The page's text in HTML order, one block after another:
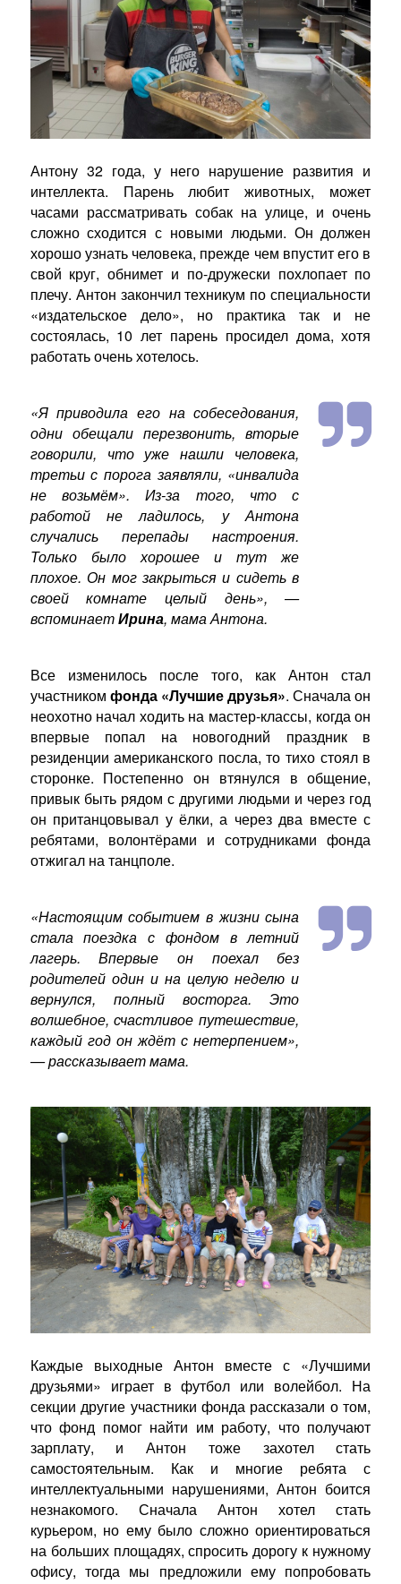
у
б
л
и
ц
и
Антону 32 года, у него нарушение развития и
интеллекта. Парень любит животных, может
часами рассматривать собак на улице, и очень
сложно сходится с новыми людьми. Он должен
хорошо узнать человека, прежде чем впустит его в
свой круг, обнимет и по-дружески похлопает по
плечу. Антон закончил техникум по специальности
«издательское дело», но практика так и не
состоялась, 10 лет парень просидел дома, хотя
работать очень хотелось.
«Я приводила его на собеседования,
одни обещали перезвонить, вторые
говорили, что уже нашли человека,
третьи с порога заявляли, «инвалида
не возьмём». Из-за того, что с
работой не ладилось, у Антона
случались перепады настроения.
Только было хорошее и тут же
плохое. Он мог закрыться и сидеть в
своей комнате целый день»,
—
вспоминаетИрина, мама Антона.
Все изменилось после того, как Антон стал
участником фонда «Лучшие друзья». Сначала он
неохотно начал ходить на мастер-классы, когда он
впервые попал на новогодний праздник в
резиденции американского посла, то тихо стоял в
сторонке. Постепенно он втянулся в общение,
привык быть рядом с другими людьми и через год
он пританцовывал у ёлки, а через два вместе с
ребятами, волонтёрами и сотрудниками фонда
отжигал на танцполе.
«Настоящим событием в жизни сына
стала поездка с фондом в летний
лагерь. Впервые он поехал без
родителей один и на целую неделю и
вернулся, полный восторга. Это
волшебное, счастливое путешествие,
каждый год он ждёт с нетерпением»,
—рассказывает мама.
Каждые выходные Антон вместе с «Лучшими
друзьями» играет в футбол или волейбол. На
секции другие участники фонда рассказали о том,
что фонд помог найти им работу, что получают
зарплату, и Антон тоже захотел стать
самостоятельным. Как и многие ребята с
интеллектуальными нарушениями, Антон боится
незнакомого. Сначала Антон хотел стать
курьером, но ему было сложно ориентироваться
на больших площадях, спросить дорогу к нужному
офису, тогда мы предложили ему попробовать